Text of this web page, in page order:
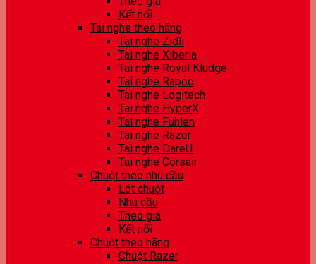
Kết nối
Tai nghe theo hãng
Tai nghe Zidli
Tai nghe Xiberia
Tai nghe Royal Kludge
Tai nghe Rapoo
Tai nghe Logitech
Tai nghe HyperX
Tai nghe Fuhlen
Tai nghe Razer
Tai nghe DareU
Tai nghe Corsair
Chuột theo nhu cầu
Lót chuột
Nhu cầu
Theo giá
Kết nối
Chuột theo hãng
Chuột Razer